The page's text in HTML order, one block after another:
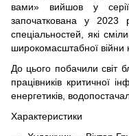
вами» вийшов у
започаткована у 2023
спеціальностей, які
широкомасштабної війни
До цього побачили світ
працівників критичної
енергетиків,
Характеристики